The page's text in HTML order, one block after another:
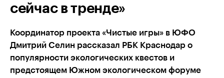
сейчас в тренде»
Координатор проекта «Чистые игры» в ЮФО
Дмитрий Селин рассказал РБК Краснодар о
популярности экологических квестов и
предстоящем Южном экологическом форуме